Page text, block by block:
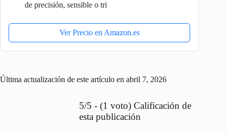
de precisión, sensible o tri
Ver Precio en Amazon.es
Última actualización de este artículo en abril 7, 2026
5/5 - (1 voto) Calificación de
esta publicación